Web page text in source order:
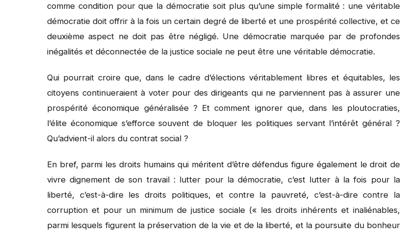
comme condition pour que la démocratie soit plus qu’une simple formalité : une véritable
démocratie doit offrir à la fois un certain degré de liberté et une prospérité collective, et ce
deuxième aspect ne doit pas être négligé. Une démocratie marquée par de profondes
inégalités et déconnectée de la justice sociale ne peut être une véritable démocratie.
Qui pourrait croire que, dans le cadre d’élections véritablement libres et équitables, les
citoyens continueraient à voter pour des dirigeants qui ne parviennent pas à assurer une
prospérité économique généralisée ? Et comment ignorer que, dans les ploutocraties,
l’élite économique s’efforce souvent de bloquer les politiques servant l’intérêt général ?
Qu’advient-il alors du contrat social ?
En bref, parmi les droits humains qui méritent d’être défendus figure également le droit de
vivre dignement de son travail : lutter pour la démocratie, c’est lutter à la fois pour la
liberté, c’est-à-dire les droits politiques, et contre la pauvreté, c’est-à-dire contre la
corruption et pour un minimum de justice sociale (« les droits inhérents et inaliénables,
parmi lesquels figurent la préservation de la vie et de la liberté, et la poursuite du bonheur